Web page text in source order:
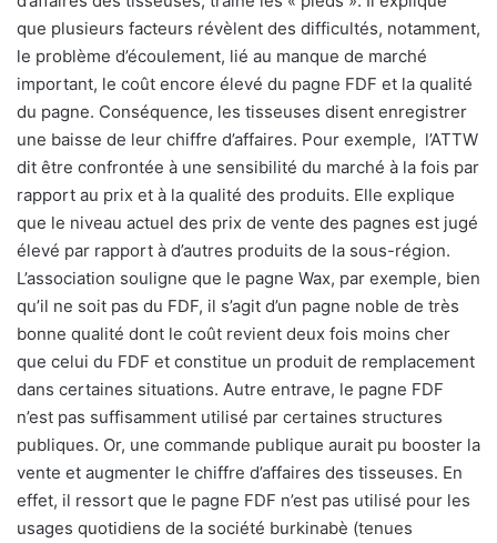
que plusieurs facteurs révèlent des difficultés, notamment,
le problème d’écoulement, lié au manque de marché
important, le coût encore élevé du pagne FDF et la qualité
du pagne. Conséquence, les tisseuses disent enregistrer
une baisse de leur chiffre d’affaires. Pour exemple, l’ATTW
dit être confrontée à une sensibilité du marché à la fois par
rapport au prix et à la qualité des produits. Elle explique
que le niveau actuel des prix de vente des pagnes est jugé
élevé par rapport à d’autres produits de la sous-région.
L’association souligne que le pagne Wax, par exemple, bien
qu’il ne soit pas du FDF, il s’agit d’un pagne noble de très
bonne qualité dont le coût revient deux fois moins cher
que celui du FDF et constitue un produit de remplacement
dans certaines situations. Autre entrave, le pagne FDF
n’est pas suffisamment utilisé par certaines structures
publiques. Or, une commande publique aurait pu booster la
vente et augmenter le chiffre d’affaires des tisseuses. En
effet, il ressort que le pagne FDF n’est pas utilisé pour les
usages quotidiens de la société burkinabè (tenues